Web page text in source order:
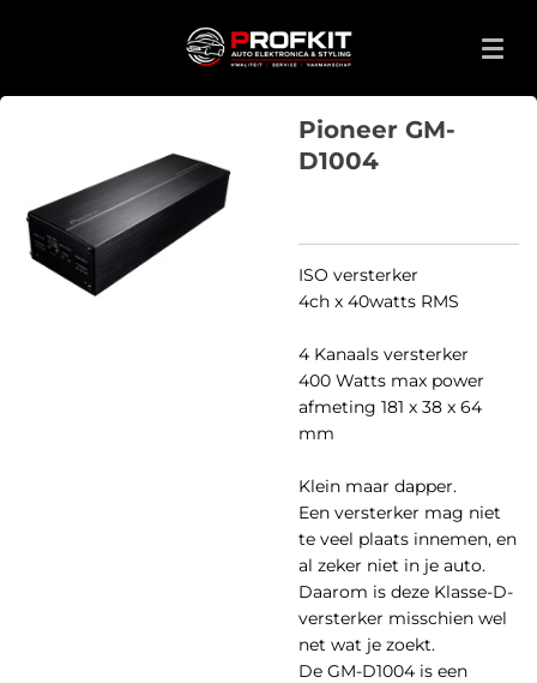
Pioneer GM-
D1004
ISO versterker
4ch x 40watts RMS
4 Kanaals versterker
400 Watts max power
afmeting 181 x 38 x 64
mm
Klein maar dapper.
Een versterker mag niet
te veel plaats innemen, en
al zeker niet in je auto.
Daarom is deze Klasse-D-
versterker misschien wel
net wat je zoekt.
De GM-D1004 is een